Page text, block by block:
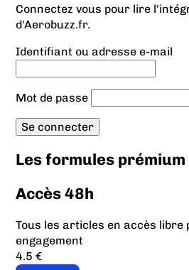
Connectez vous pour lire
d'Aerobuzz.fr.
Identifiant ou adresse e-mail
Mot de passe
Les formules prémium
Accès 48h
Tous les articles en accès libre
engagement
4.5 €